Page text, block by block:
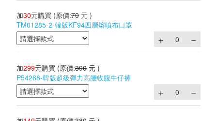
加30元購買 (原價:70 元 )
TM01285-2-韓版KF94四層熔噴布口罩
加299元購買 (原價:390 元 )
P54268-韓版超級彈力高腰收腹牛仔褲